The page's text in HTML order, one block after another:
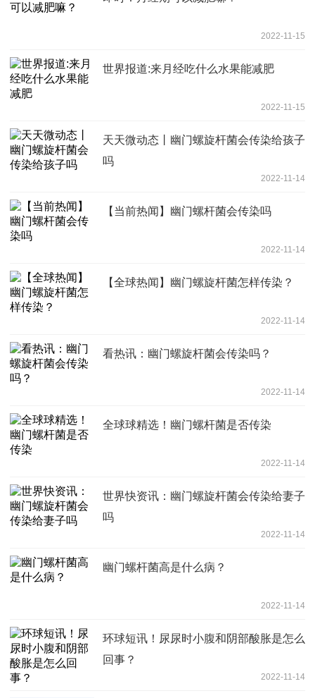
2022-11-15
世界报道:来月经吃什么水果能减肥
2022-11-15
天天微动态丨幽门螺旋杆菌会传染给孩子
吗
2022-11-14
【当前热闻】幽门螺杆菌会传染吗
2022-11-14
【全球热闻】幽门螺旋杆菌怎样传染？
2022-11-14
看热讯：幽门螺旋杆菌会传染吗？
2022-11-14
全球球精选！幽门螺杆菌是否传染
2022-11-14
世界快资讯：幽门螺旋杆菌会传染给妻子
吗
2022-11-14
幽门螺杆菌高是什么病？
2022-11-14
环球短讯！尿尿时小腹和阴部酸胀是怎么
回事？
2022-11-14